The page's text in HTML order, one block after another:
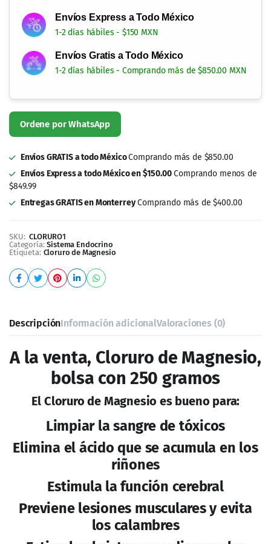
Envíos Express a Todo México
1-2 días hábiles - $150 MXN
Envíos Gratis a Todo México
1-2 días hábiles - Comprando más de $850.00 MXN
Ordene por WhatsApp
Envíos GRATIS a todo México
Comprando más de $850.00
Envíos Express a todo México en $150.00
SKU: CLORURO1
Categoría: Sistema Endocrino
DescripciónInformación adicionalValoraciones (0)
A la venta, Cloruro de Magnesio,
bolsa con 250 gramos
El Cloruro de Magnesio es bueno para:
Limpiar la sangre de tóxicos
Elimina el ácido que se acumula en los
riñones
Estimula la función cerebral
Previene lesiones musculares y evita
los calambres